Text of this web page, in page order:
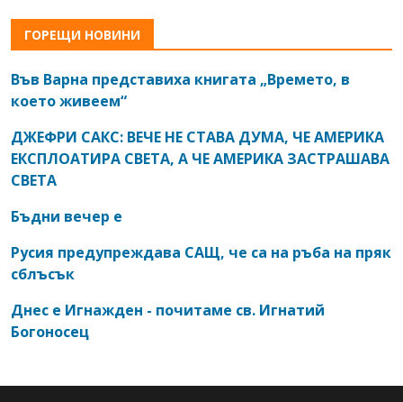
ГОРЕЩИ НОВИНИ
Във Варна представиха книгата „Времето, в
което живеем“
ДЖЕФРИ САКС: ВЕЧЕ НЕ СТАВА ДУМА, ЧЕ АМЕРИКА
ЕКСПЛОАТИРА СВЕТА, А ЧЕ АМЕРИКА ЗАСТРАШАВА
СВЕТА
Бъдни вечер е
Русия предупреждава САЩ, че са на ръба на пряк
сблъсък
Днес е Игнажден - почитаме св. Игнатий
Богоносец